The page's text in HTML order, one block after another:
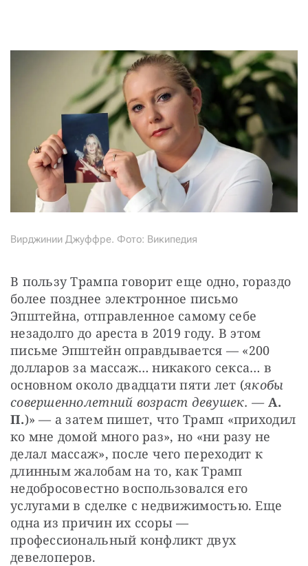
Вирджинии Джуффре. Фото: Википедия
В пользу Трампа говорит еще одно, гораздо
более позднее электронное письмо
Эпштейна, отправленное самому себе
незадолго до ареста в 2019 году. В этом
письме Эпштейн оправдывается — «200
долларов за массаж… никакого секса… в
основном около двадцати пяти лет (якобы
совершеннолетний возраст девушек. — А.
П.)» — а затем пишет, что Трамп «приходил
ко мне домой много раз», но «ни разу не
делал массаж», после чего переходит к
длинным жалобам на то, как Трамп
недобросовестно воспользовался его
услугами в сделке с недвижимостью. Еще
одна из причин их ссоры —
профессиональный конфликт двух
девелоперов.